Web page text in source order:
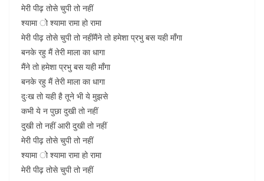
मेरी पीढ़ तोसे चुपी तो नहीं
श्यामा ो श्यामा रामा हो रामा
मेरी पीढ़ तोसे चुपी तो नहींमैंने तो हमेशा प्रभु बस यही माँगा
बनके रहु मैं तेरी माला का धागा
मैंने तो हमेशा प्रभु बस यही माँगा
बनके रहु मैं तेरी माला का धागा
दुःख तो यही है तूने भी ये मुझसे
कभी ये न पुछा दुखी तो नहीं
दुखी तो नहीं आरी दुखी तो नहीं
मेरी पीढ़ तोसे चुपी तो नहीं
श्यामा ो श्यामा रामा हो रामा
मेरी पीढ़ तोसे चुपी तो नहीं